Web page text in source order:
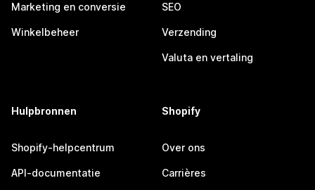
Marketing en conversie
Winkelbeheer
SEO
Verzending
Valuta en vertaling
Hulpbronnen
Shopify-helpcentrum
API-documentatie
Shopify
Over ons
Carrières